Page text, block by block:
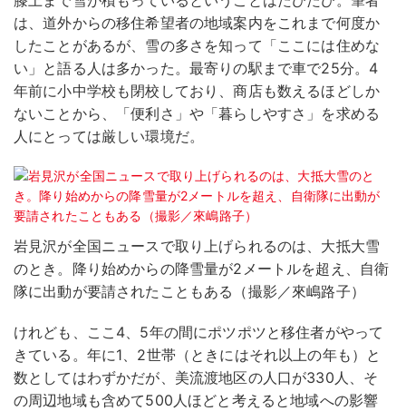
は、道外からの移住希望者の地域案内をこれまで何度か
したことがあるが、雪の多さを知って「ここには住めな
い」と語る人は多かった。最寄りの駅まで車で25分。4
年前に小中学校も閉校しており、商店も数えるほどしか
ないことから、「便利さ」や「暮らしやすさ」を求める
人にとっては厳しい環境だ。
岩見沢が全国ニュースで取り上げられるのは、大抵大雪
のとき。降り始めからの降雪量が2メートルを超え、自衛
隊に出動が要請されたこともある（撮影／來嶋路子）
けれども、ここ4、5年の間にポツポツと移住者がやって
きている。年に1、2世帯（ときにはそれ以上の年も）と
数としてはわずかだが、美流渡地区の人口が330人、そ
の周辺地域も含めて500人ほどと考えると地域への影響